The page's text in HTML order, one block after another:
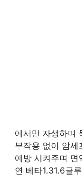
에서만 자생하며
부작용 없이 암세
예방 시켜주며 면
연 베타1.31.6글